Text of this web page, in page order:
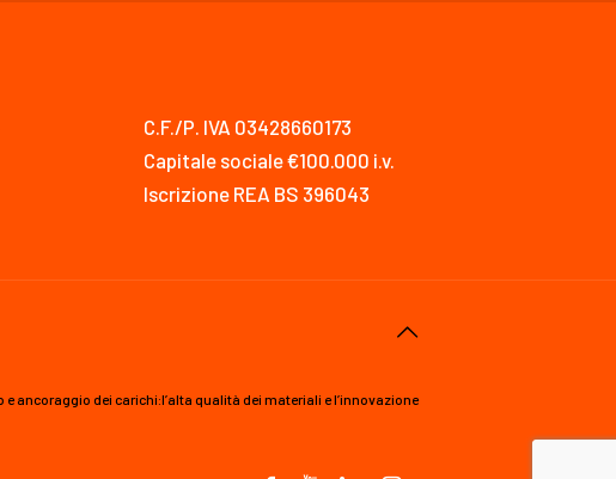
C.F./P. IVA 03428660173
Capitale sociale €100.000 i.v.
Iscrizione REA BS 396043
dei carichi:l’alta qualità dei materiali e l’innovazione